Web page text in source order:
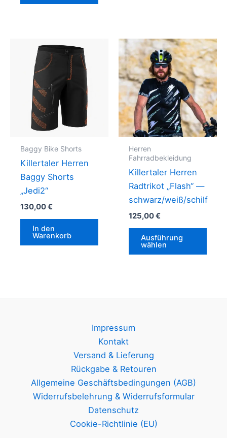
Baggy Bike Shorts
Killertaler Herren
Baggy Shorts
„Jedi2“
130,00€
In den
Warenkorb
Herren
Fahrradbekleidung
Killertaler Herren
Radtrikot „Flash“ —
schwarz/weiß/schilf
125,00€
Ausführung
wählen
auf.
Impressum
Kontakt
Versand & Lieferung
Rückgabe & Retouren
Allgemeine Geschäftsbedingungen (AGB)
Widerrufsbelehrung & Widerrufsformular
Datenschutz
Cookie-Richtlinie (EU)